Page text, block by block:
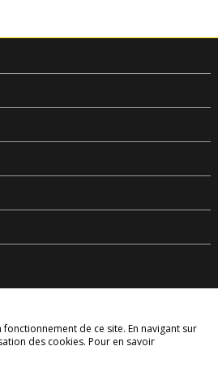
- Tous Droits Réservés
de ce site. En navigant sur
des cookies. Pour en savoir